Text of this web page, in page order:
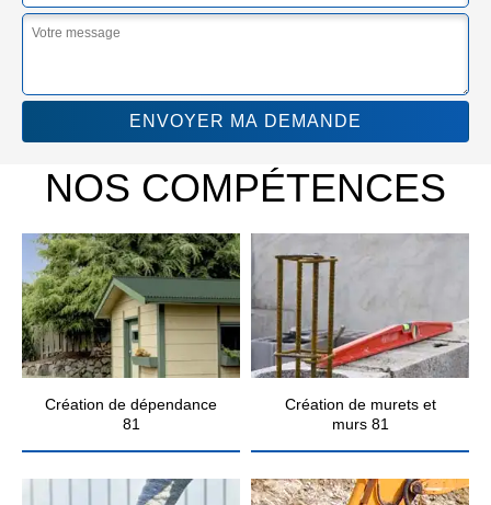
NOS COMPÉTENCES
Création de dépendance
81
Création de murets et
murs 81